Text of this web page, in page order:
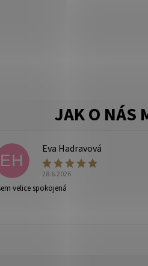
EH
Eva Hadravová
28.6.2026
velice spokojená